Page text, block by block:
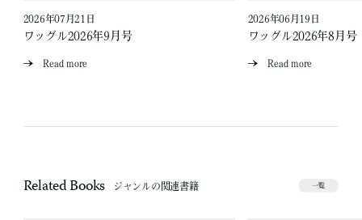
2026年07月21日
ワッグル2026年9月号
Read more
2026年06月19日
ワッグル2026年8月号
Read more
Related Books ジャンルの関連書籍 一覧